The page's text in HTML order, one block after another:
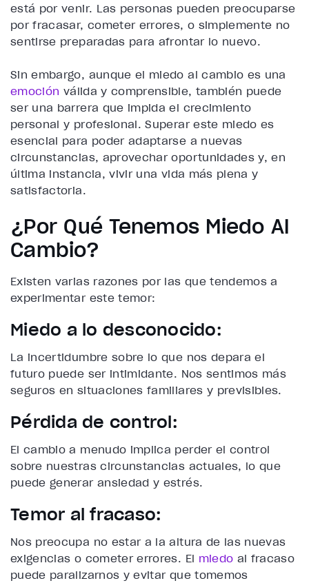
está por venir. Las personas pueden preocuparse
por fracasar, cometer errores, o simplemente no
sentirse preparadas para afrontar lo nuevo.
Sin embargo, aunque el miedo al cambio es una
emoción válida y comprensible, también puede
ser una barrera que impida el crecimiento
personal y profesional. Superar este miedo es
esencial para poder adaptarse a nuevas
circunstancias, aprovechar oportunidades y, en
última instancia, vivir una vida más plena y
satisfactoria.
¿Por Qué Tenemos Miedo Al
Cambio?
Existen varias razones por las que tendemos a
experimentar este temor:
Miedo a lo desconocido:
La incertidumbre sobre lo que nos depara el
futuro puede ser intimidante. Nos sentimos más
seguros en situaciones familiares y previsibles.
Pérdida de control:
El cambio a menudo implica perder el control
sobre nuestras circunstancias actuales, lo que
puede generar ansiedad y estrés.
Temor al fracaso:
Nos preocupa no estar a la altura de las nuevas
exigencias o cometer errores. El miedo al fracaso
puede paralizarnos y evitar que tomemos